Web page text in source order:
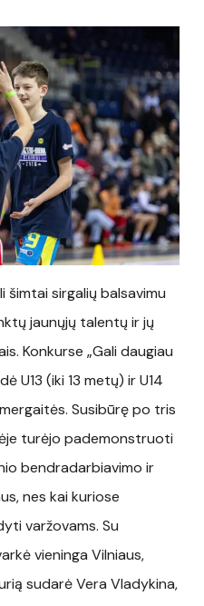
šimtai sirgalių balsavimu
jaunųjų talentų ir jų
Konkurse „Gali daugiau
U13 (iki 13 metų) ir U14
Susibūrę po tris
turėjo pademonstruoti
bendradarbiavimo ir
nes kai kuriose
varžovams. Su
vieninga Vilniaus,
sudarė Vera Vladykina,